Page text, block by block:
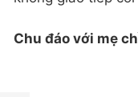
Chu đáo với mẹ